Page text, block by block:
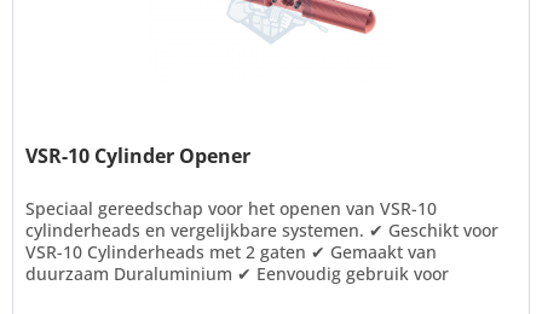
VSR-10 Cylinder Opener
Speciaal gereedschap voor het openen van VSR-10
cylinderheads en vergelijkbare systemen. ✔ Geschikt voor
VSR-10 Cylinderheads met 2 gaten ✔ Gemaakt van
duurzaam Duraluminium ✔ Eenvoudig gebruik voor